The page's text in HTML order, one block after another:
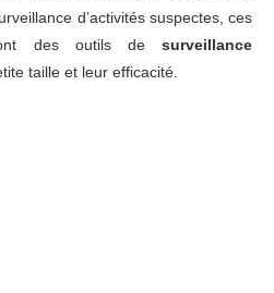
d’activités suspectes, ces
des outils de surveillance
taille et leur efficacité.